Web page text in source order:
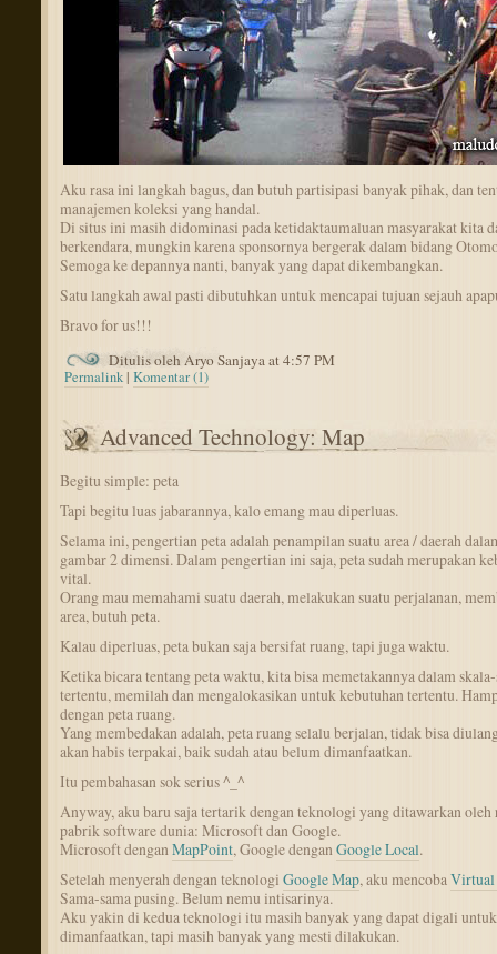
Aku rasa ini langkah bagus, dan butuh partisipasi banyak pihak, dan
manajemen koleksi yang handal.
Di situs ini masih didominasi pada ketidaktaumaluan masyarakat kita
berkendara, mungkin karena sponsornya bergerak dalam bidang
Semoga ke depannya nanti, banyak yang dapat dikembangkan.
Satu langkah awal pasti dibutuhkan untuk mencapai tujuan sejauh
Bravo for us!!!
Ditulis oleh Aryo Sanjaya at 4:57 PM
Permalink |Komentar (1)
Advanced Technology: Map
Begitu simple: peta
Tapi begitu luas jabarannya, kalo emang mau diperluas.
Selama ini, pengertian peta adalah penampilan suatu area / daerah
gambar 2 dimensi. Dalam pengertian ini saja, peta sudah merupakan
vital.
Orang mau memahami suatu daerah, melakukan suatu perjalanan,
area, butuh peta.
Kalau diperluas, peta bukan saja bersifat ruang, tapi juga waktu.
Ketika bicara tentang peta waktu, kita bisa memetakannya dalam
tertentu, memilah dan mengalokasikan untuk kebutuhan tertentu.
dengan peta ruang.
Yang membedakan adalah, peta ruang selalu berjalan, tidak bisa
akan habis terpakai, baik sudah atau belum dimanfaatkan.
Itu pembahasan sok serius ^_^
Anyway, aku baru saja tertarik dengan teknologi yang ditawarkan oleh
pabrik software dunia: Microsoft dan Google.
Microsoft denganMapPoint, Google denganGoogle Local.
Setelah menyerah dengan teknologi Google Map, aku mencobaVirtual
Sama-sama pusing. Belum nemu intisarinya.
Aku yakin di kedua teknologi itu masih banyak yang dapat digali untuk
dimanfaatkan, tapi masih banyak yang mesti dilakukan.